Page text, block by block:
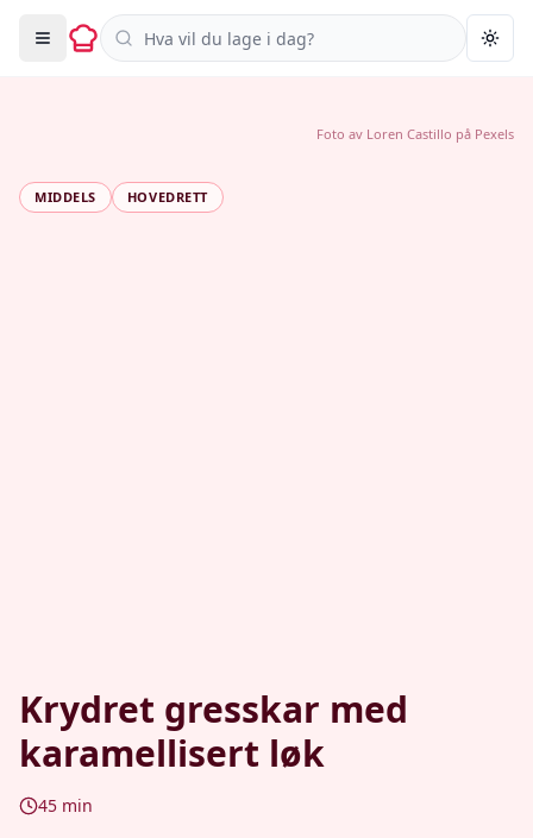
Søk i oppskrifter
MIDDELS HOVEDRETT
Krydret gresskar med
karamellisert løk
45 min
Foto av Loren Castillo på Pexels